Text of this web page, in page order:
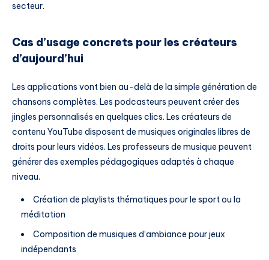
secteur.
Cas d’usage concrets pour les créateurs
d’aujourd’hui
Les applications vont bien au-delà de la simple génération de
chansons complètes. Les podcasteurs peuvent créer des
jingles personnalisés en quelques clics. Les créateurs de
contenu YouTube disposent de musiques originales libres de
droits pour leurs vidéos. Les professeurs de musique peuvent
générer des exemples pédagogiques adaptés à chaque
niveau.
Création de playlists thématiques pour le sport ou la
méditation
Composition de musiques d’ambiance pour jeux
indépendants